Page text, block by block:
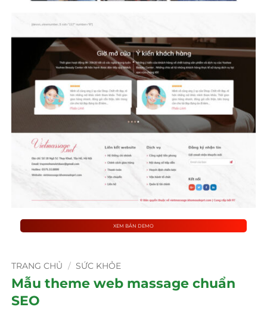
XEM BẢN DEMO
TRANG CHỦ / SỨC KHỎE
Mẫu theme web massage chuẩn
SEO